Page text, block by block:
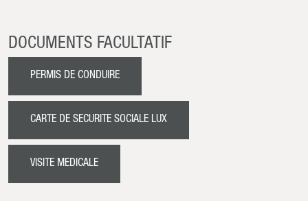
DOCUMENTS FACULTATIF
PERMIS DE CONDUIRE
CARTE DE SECURITE SOCIALE LUX
VISITE MEDICALE